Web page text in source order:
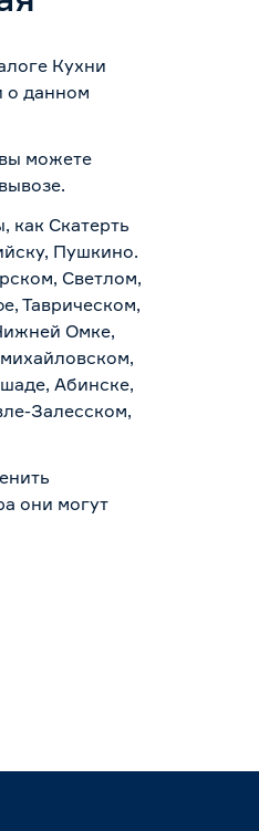
Кухни
о данном
можете
.
как Скатерть
Пушкино.
Светлом,
Таврическом,
Омке,
Абинске,
Залесском,
они могут